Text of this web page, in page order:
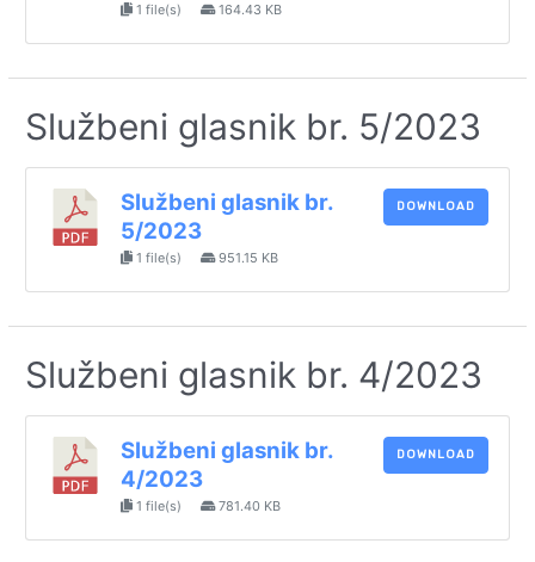
1 file(s) 164.43 KB
Službeni glasnik br. 5/2023
Službeni glasnik br.
5/2023
1 file(s) 951.15 KB
DOWNLOAD
Službeni glasnik br. 4/2023
Službeni glasnik br.
4/2023
1 file(s) 781.40 KB
DOWNLOAD